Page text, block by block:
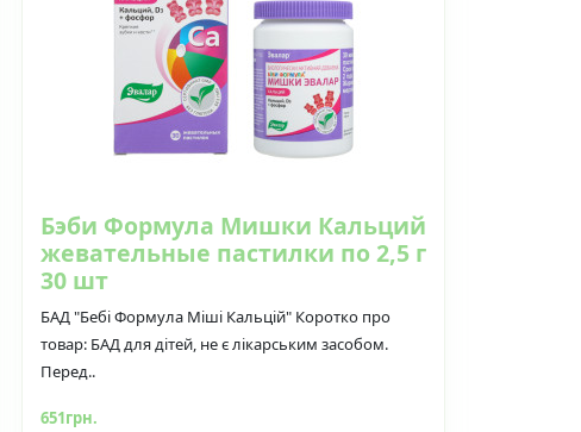
Бэби Формула Мишки Кальций
жевательные пастилки по 2,5 г
30 шт
БАД "Бебі Формула Міші Кальцій" Коротко про
товар: БАД для дітей, не є лікарським засобом.
Перед..
651грн.